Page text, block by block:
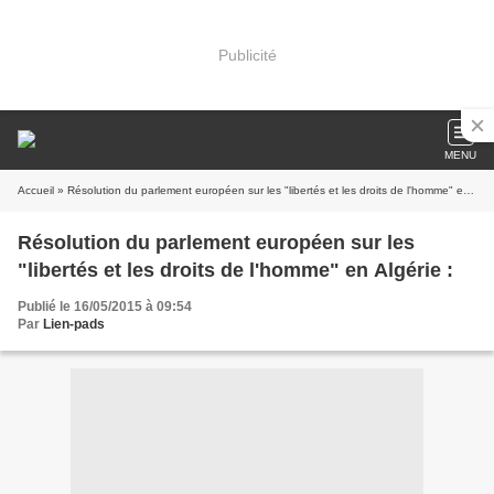
Publicité
MENU
Accueil » Résolution du parlement européen sur les "libertés et les droits de l'homme" en Algérie :
Résolution du parlement européen sur les
"libertés et les droits de l'homme" en Algérie :
Publié le 16/05/2015 à 09:54
Par Lien-pads